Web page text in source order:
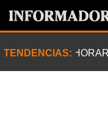
TENDENCIAS: